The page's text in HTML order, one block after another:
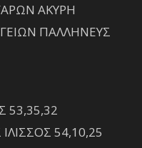
ΑΚΥΡΗ
ΠΑΛΛΗΝΕΥΣ
53,35,32
54,10,25